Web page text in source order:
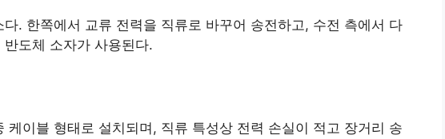
. 한쪽에서 교류 전력을 직류로 바꾸어 송전하고, 수전 측에서 다
도체 소자가 사용된다.
케이블 형태로 설치되며, 직류 특성상 전력 손실이 적고 장거리 송